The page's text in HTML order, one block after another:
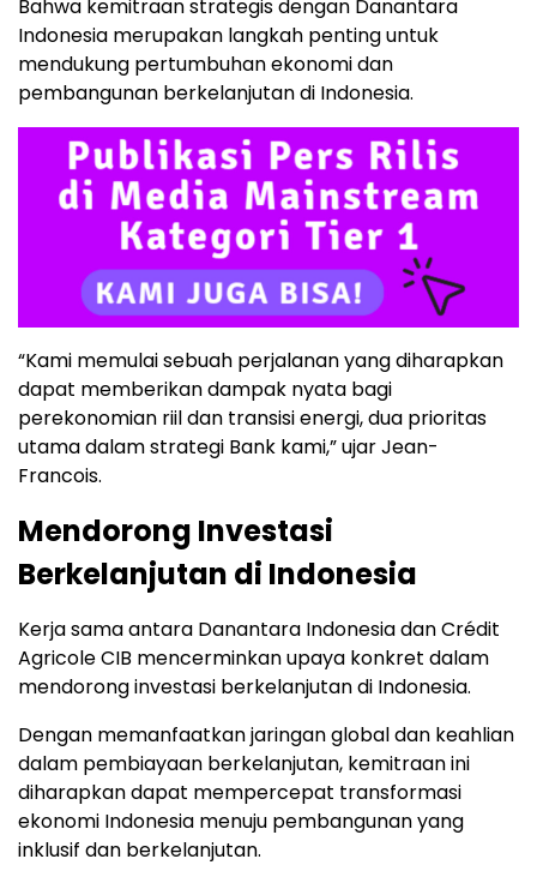
Bahwa kemitraan strategis dengan Danantara
Indonesia merupakan langkah penting untuk
mendukung pertumbuhan ekonomi dan
pembangunan berkelanjutan di Indonesia.
“Kami memulai sebuah perjalanan yang diharapkan
dapat memberikan dampak nyata bagi
perekonomian riil dan transisi energi, dua prioritas
utama dalam strategi Bank kami,” ujar Jean-
Francois.
Mendorong Investasi
Berkelanjutan di Indonesia
Kerja sama antara Danantara Indonesia dan Crédit
Agricole CIB mencerminkan upaya konkret dalam
mendorong investasi berkelanjutan di Indonesia.
Dengan memanfaatkan jaringan global dan keahlian
dalam pembiayaan berkelanjutan, kemitraan ini
diharapkan dapat mempercepat transformasi
ekonomi Indonesia menuju pembangunan yang
inklusif dan berkelanjutan.